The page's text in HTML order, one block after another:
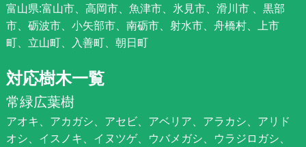
富山県:富山市、高岡市、魚津市、氷見市、滑川市 、黒部
市、砺波市、小矢部市、南砺市、射水市、舟橋村、上市
町、立山町、入善町、朝日町
対応樹木一覧
常緑広葉樹
アオキ、アカガシ、アセビ、アベリア、アラカシ、アリド
オシ、イスノキ、イヌツゲ、ウバメガシ、ウラジロガシ、